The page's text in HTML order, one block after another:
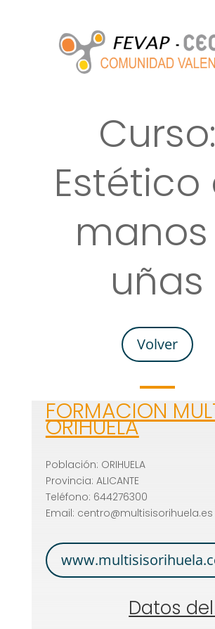
Curso:
Estético
uñas
Volver
FORMACION
ORIHUELA
Población: ORIHUELA
Provincia: ALICANTE
Teléfono: 644276300
Email: centro@multisisorihuela.es
Datos